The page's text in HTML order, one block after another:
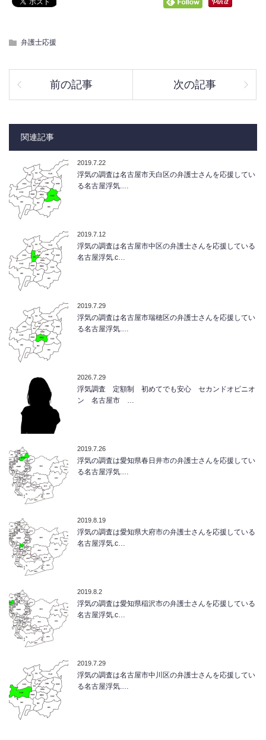
弁護士応援
前の記事 次の記事
関連記事
2019.7.22
浮気の調査は名古屋市天白区の弁護士さんを応援してい
る名古屋浮気.…
2019.7.12
浮気の調査は名古屋市中区の弁護士さんを応援している
名古屋浮気.c…
2019.7.29
浮気の調査は名古屋市瑞穂区の弁護士さんを応援してい
る名古屋浮気.…
2026.7.29
浮気調査 定額制 初めてでも安心 セカンドオピニオ
ン 名古屋市 …
2019.7.26
浮気の調査は愛知県春日井市の弁護士さんを応援してい
る名古屋浮気.…
2019.8.19
浮気の調査は愛知県大府市の弁護士さんを応援している
名古屋浮気.c…
2019.8.2
浮気の調査は愛知県稲沢市の弁護士さんを応援している
名古屋浮気.c…
2019.7.29
浮気の調査は名古屋市中川区の弁護士さんを応援してい
る名古屋浮気.…